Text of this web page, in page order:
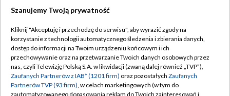
TVP
Abonament TVP
Emisja w TVP
Centrum informacji TVP
Regulamin TVP
Polityka prywatności
Moje zgody
Szanujemy Twoją prywatność
Kliknij "Akceptuję i przechodzę do serwisu", aby wyrazić zgody na
korzystanie z technologii automatycznego śledzenia i zbierania danych,
dostęp do informacji na Twoim urządzeniu końcowym i ich
przechowywanie oraz na przetwarzanie Twoich danych osobowych przez
nas, czyli Telewizję Polską S.A. w likwidacji (zwaną dalej również „TVP”),
Zaufanych Partnerów z IAB* (1201 firm) oraz pozostałych Zaufanych
Partnerów TVP (93 firm), w celach marketingowych (w tym do
zautomatyzowanego dopasowania reklam do Twoich zainteresowań i